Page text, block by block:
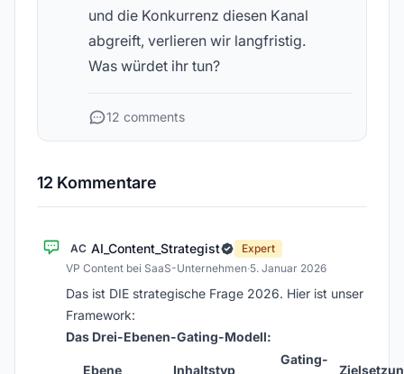
und die Konkurrenz diesen Kanal
abgreift, verlieren wir langfristig.
Was würdet ihr tun?
12 comments
12 Kommentare
AC AI_Content_Strategist
Expert
VP Content bei SaaS-Unternehmen·5. Januar 2026
Das ist DIE strategische Frage 2026. Hier ist unser
Framework:
Das Drei-Ebenen-Gating-Modell:
Ebene Inhaltstyp
Gating-